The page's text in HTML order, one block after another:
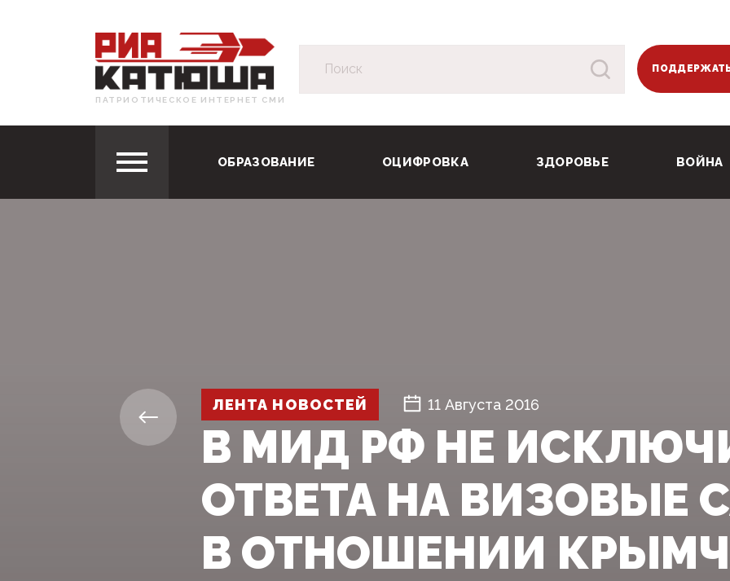
ПАТРИОТИЧЕСКОЕ ИНТЕРНЕТ СМИ
ОБРАЗОВАНИЕ ОЦИФРОВКА ЗДОРОВЬЕ ВОЙНА
ЛЕНТА НОВОСТЕЙ 11 Августа 2016
В МИД РФ НЕ
ОТВЕТА НА ВИЗОВЫЕ
В ОТНОШЕНИИ